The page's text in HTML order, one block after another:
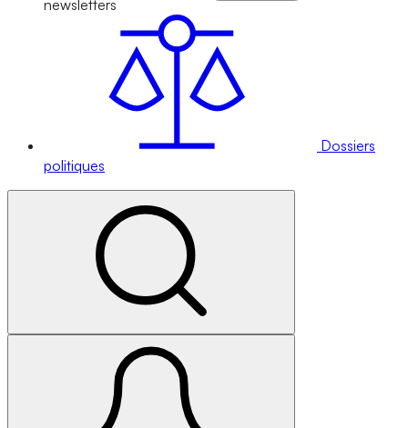
newsletters
Dossiers
politiques